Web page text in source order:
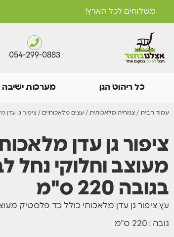
משלוחים לכל הארץ!
054-299-0883
כל ריהוט הגן מערכות
עמוד הבית / צמחיה מלאכותית / עצים מלאכותיים / ציפור גן עדן
ציפור גן עדן
מעוצב וחלוקי נחל
בגובה 220 ס"מ
עץ ציפור גן עדן מלאכותי כולל כד פלסטיק
גובה : 220 ס"מ